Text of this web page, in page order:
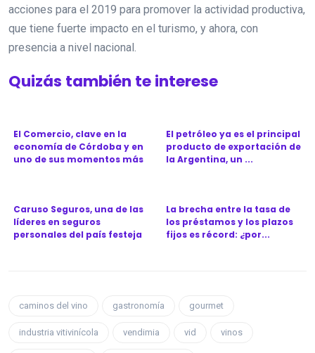
acciones para el 2019 para promover la actividad productiva,
que tiene fuerte impacto en el turismo, y ahora, con
presencia a nivel nacional.
Quizás también te interese
El Comercio, clave en la
economía de Córdoba y en
uno de sus momentos más
El petróleo ya es el principal
producto de exportación de
la Argentina, un ...
Caruso Seguros, una de las
líderes en seguros
personales del país festeja
La brecha entre la tasa de
los préstamos y los plazos
fijos es récord: ¿por...
caminos del vino gastronomía gourmet
industria vitivinícola vendimia vid vinos